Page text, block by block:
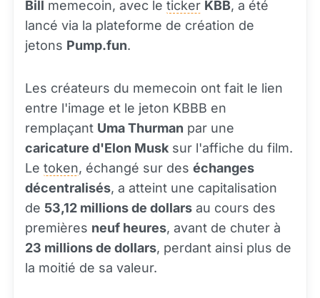
Bill memecoin, avec le ticker KBB, a été
lancé via la plateforme de création de
jetons Pump.fun.
Les créateurs du memecoin ont fait le lien
entre l'image et le jeton KBBB en
remplaçant Uma Thurman par une
caricature d'Elon Musk sur l'affiche du film.
Le token, échangé sur des échanges
décentralisés, a atteint une capitalisation
de 53,12 millions de dollars au cours des
premières neuf heures, avant de chuter à
23 millions de dollars, perdant ainsi plus de
la moitié de sa valeur.